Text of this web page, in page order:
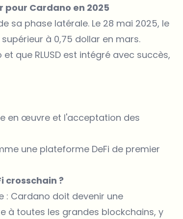
pour Cardano en 2025
sa phase latérale. Le 28 mai 2025, le
à 0,75 dollar en mars.
que RLUSD est intégré avec succès,
en œuvre et l'acceptation des
une plateforme DeFi de premier
crosschain ?
: Cardano doit devenir une
à toutes les grandes blockchains, y